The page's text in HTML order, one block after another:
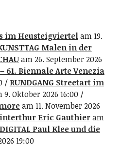
im Heusteigviertelam 19.
Malen in der
am 26. September 2026
61. Biennale Arte Venezia
RUNDGANG Streetart im
Oktober 2026 16:00
am 11. November 2026
Eric Gauthieram
DIGITAL Paul Klee und die
19:00